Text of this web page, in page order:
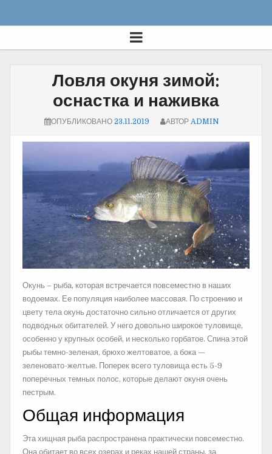
Ловля окуня зимой:
оснастка и наживка
ОПУБЛИКОВАНО 23.11.2019 АВТОР ADMIN
Окунь – рыба, которая встречается повсеместно в наших
водоемах. Ее популяция наиболее массовая. По строению и
цвету тела окунь достаточно сильно отличается от других
подводных обитателей. У него довольно широкое туловище,
особенно у крупных особей, и несколько горбатое. Спина этой
рыбы темно-зеленая, брюхо желтоватое, а бока —
зеленовато-желтые. Поперек всего туловища есть 5-9
поперечных темных полос, которые делают окуня очень
пестрым.
Общая информация
Эта хищная рыба распространена практически повсеместно.
Она обитает во всех озерах и реках нашей страны, за